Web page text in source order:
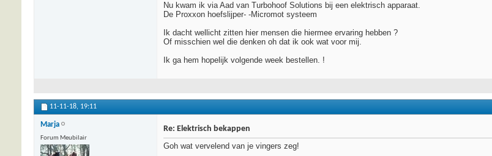
Nu kwam ik via Aad van Turbohoof Solutions bij een elektrisch apparaat.
De Proxxon hoefslijper- -Micromot systeem
Ik dacht wellicht zitten hier mensen die hiermee ervaring hebben ?
Of misschien wel die denken oh dat ik ook wat voor mij.
Ik ga hem hopelijk volgende week bestellen. !
11-11-18, 19:11
Marja
Forum Meubilair
Re: Elektrisch bekappen
Goh wat vervelend van je vingers zeg!